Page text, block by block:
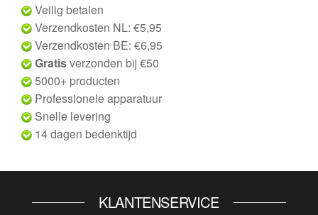
Veilig betalen
Verzendkosten NL: €5,95
Verzendkosten BE: €6,95
Gratisverzonden bij €50
5000+ producten
Professionele apparatuur
Snelle levering
14 dagen bedenktijd
KLANTENSERVICE